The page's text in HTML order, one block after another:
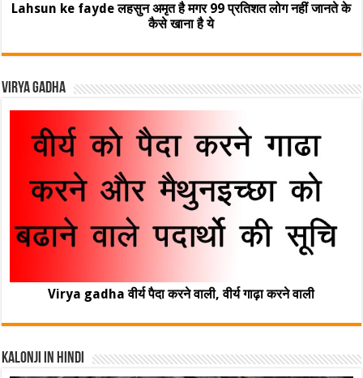
Lahsun ke fayde लहसुन अमृत है मगर 99 प्रतिशत लोग नहीं जानते के
कैसे खाना है ये
Virya Gadha
Virya gadha वीर्य पैदा करने वाली, वीर्य गाढ़ा करने वाली
Kalonji In Hindi